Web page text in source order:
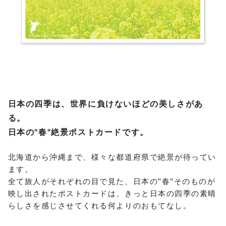
日本の四季は、世界に負けないほどの美しさがあ
る。
日本の"春"絶景ポストカードです。
北海道から沖縄まで、様々な都道府県で絶景が待ってい
ます。
全て旅人がそれぞれの目で見た、日本の"春"そのものが
映し出されたポストカードは、きっと日本の四季の素晴
らしさを感じさせてくれる何よりのおもてなし。